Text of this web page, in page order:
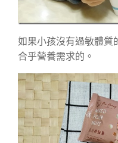
如果小孩沒有過敏體質
合乎營養需求的。